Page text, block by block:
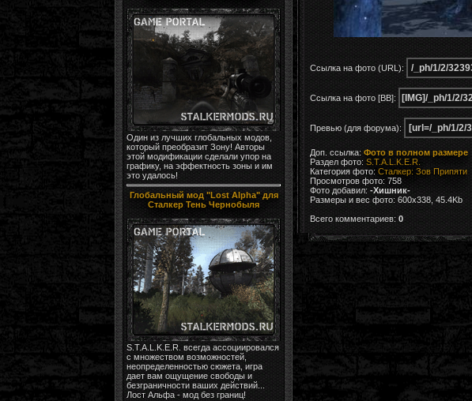
Один из лучших глобальных модов,
который преобразит Зону! Авторы
этой модификации сделали упор на
графику, на эффектность зоны и им
это удалось!
Глобальный мод "Lost Alpha" для
Сталкер Тень Чернобыля
S.T.A.L.K.E.R. всегда ассоциировался
с множеством возможностей,
неопределенностью сюжета, игра
дает вам ощущение свободы и
безграничности ваших действий...
Лост Альфа - мод без границ!
Ссылка на фото (URL):
Ссылка на фото [BB]:
Превью (для форума):
Доп. ссылка: Фото в полном размере
Раздел фото: S.T.A.L.K.E.R.
Категория фото: Сталкер: Зов Припяти
Просмотров фото: 758
Фото добавил: -Хишник-
Размеры и вес фото: 600x338, 45.4Kb
Всего комментариев: 0